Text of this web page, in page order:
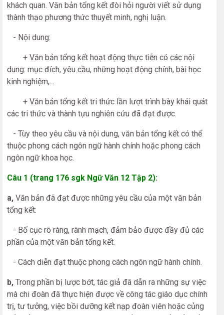
khách quan. Văn bản tổng kết đòi hỏi người viết sử dụng
thành thạo phương thức thuyết minh, nghị luận.
- Nội dung:
+ Văn bản tổng kết hoạt động thực tiễn có các nội
dung: mục đích, yêu cầu, những hoạt động chính, bài học
kinh nghiệm,...
+ Văn bản tổng kết tri thức lần lượt trình bày khái quát
các tri thức và thành tựu nghiên cứu đã đạt được.
- Tùy theo yêu cầu và nội dung, văn bản tổng kết có thể
thuộc phong cách ngôn ngữ hành chính hoặc phong cách
ngôn ngữ khoa học.
Câu 1 (trang 176 sgk Ngữ Văn 12 Tập 2):
a, Văn bản đã đạt được những yêu cầu của một văn bản
tổng kết:
- Bố cục rõ ràng, rành mạch, đảm bảo được đầy đủ các
phần của một văn bản tổng kết.
- Cách diễn đạt thuộc phong cách ngôn ngữ hành chính.
b, Trong phần bị lược bớt, tác giả đã dẫn ra những sự việc
mà chi đoàn đã thực hiện được về công tác giáo dục chính
trị, tư tưởng, việc bồi dưỡng kết nạp đoàn viên hoặc củng